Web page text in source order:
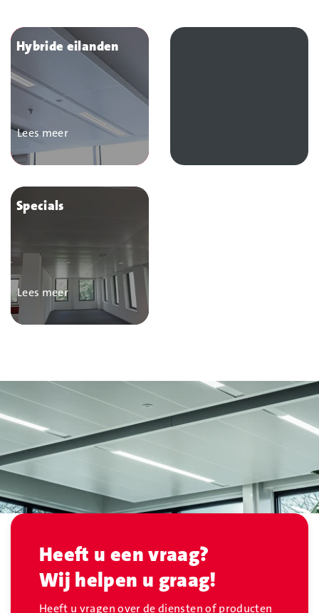
Hybride eilanden
Lees meer
Specials
Lees meer
Heeft u een vraag?
Wij helpen u graag!
Heeft u vragen over de diensten of producten